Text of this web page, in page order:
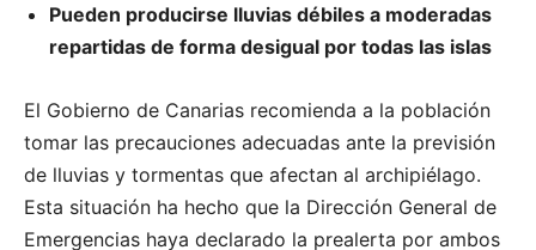
Pueden producirse lluvias débiles a moderadas
repartidas de forma desigual por todas las islas
El Gobierno de Canarias recomienda a la población
tomar las precauciones adecuadas ante la previsión
de lluvias y tormentas que afectan al archipiélago.
Esta situación ha hecho que la Dirección General de
Emergencias haya declarado la prealerta por ambos